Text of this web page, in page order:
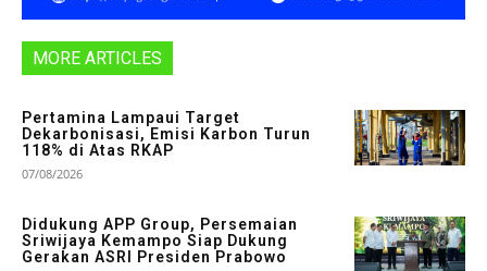
MORE ARTICLES
Pertamina Lampaui Target
Dekarbonisasi, Emisi Karbon Turun
118% di Atas RKAP
07/08/2026
Didukung APP Group, Persemaian
Sriwijaya Kemampo Siap Dukung
Gerakan ASRI Presiden Prabowo